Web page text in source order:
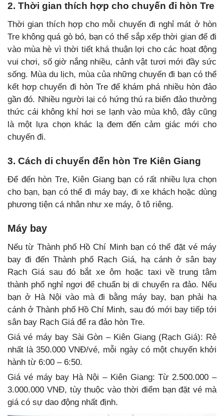
2. Thời gian thích hợp cho chuyến đi hòn Tre
Thời gian thích hợp cho mỗi chuyến đi nghỉ mát ở hòn
Tre không quá gò bó, bạn có thể sắp xếp thời gian để đi
vào mùa hè vì thời tiết khá thuận lợi cho các hoạt động
vui chơi, số giờ nắng nhiều, cảnh vật tươi mới đầy sức
sống. Mùa du lịch, mùa của những chuyến đi bạn có thể
kết hợp chuyến đi hòn Tre để khám phá nhiều hòn đảo
gần đó. Nhiều người lại có hứng thú ra biển đảo thưởng
thức cái không khí hơi se lạnh vào mùa khô, đây cũng
là một lựa chọn khác lạ đem đến cảm giác mới cho
chuyến đi.
3. Cách di chuyển đến hòn Tre Kiên Giang
Để đến hòn Tre, Kiên Giang bạn có rất nhiều lựa chọn
cho bạn, bạn có thể đi máy bay, đi xe khách hoặc dùng
phương tiện cá nhân như xe máy, ô tô riêng.
Máy bay
Nếu từ Thành phố Hồ Chí Minh bạn có thể đặt vé máy
bay đi đến Thành phố Rạch Giá, hạ cánh ở sân bay
Rạch Giá sau đó bắt xe ôm hoặc taxi về trung tâm
thành phố nghỉ ngơi để chuẩn bị di chuyển ra đảo. Nếu
bạn ở Hà Nội vào mà đi bằng máy bay, bạn phải hạ
cánh ở Thành phố Hồ Chí Minh, sau đó mới bay tiếp tới
sân bay Rạch Giá để ra đảo hòn Tre.
Giá vé máy bay Sài Gòn – Kiên Giang (Rạch Giá): Rẻ
nhất là 350.000 VNĐ/vé, mỗi ngày có một chuyến khởi
hành từ 6:00 – 6:50.
Giá vé máy bay Hà Nội – Kiên Giang: Từ 2.500.000 –
3.000.000 VNĐ, tùy thuộc vào thời điểm bạn đặt vé mà
giá có sự dao động nhất định.